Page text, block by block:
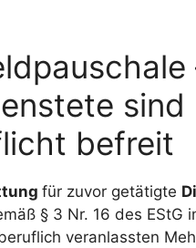
befreit
für zuvor getätigte
§ 3 Nr. 16 des
veranlassten